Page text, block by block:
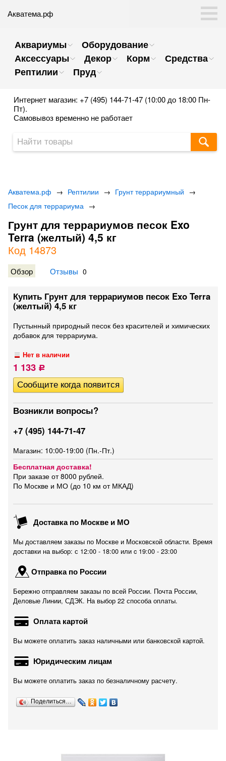
Акватема.рф
Аквариумы
Оборудование
Аксессуары
Декор Корм
Средства
Рептилии
Пруд
Интернет магазин: +7 (495) 144-71-47 (10:00 до 18:00 Пн-
Пт).
Самовывоз временно не работает
Акватема.рф → Рептилии → Грунт террариумный →
Песок для террариума →
Грунт для террариумов песок Exo
Terra (желтый) 4,5 кг
Код 14873
Обзор Отзывы 0
Купить Грунт для террариумов песок Exo Terra
(желтый) 4,5 кг
​Пустынный природный песок без красителей и химических
добавок для террариума.
Нет в наличии
1 133 Р
Возникли вопросы?
+7 (495) 144-71-47
Магазин: 10:00-19:00 (Пн.-Пт.)
Бесплатная доставка!
При заказе от 8000 рублей.
По Москве и МО (до 10 км от МКАД)
Доставка по Москве и МО
Мы доставляем заказы по Москве и Московской области. Время
доставки на выбор: с 12:00 - 18:00 или c 19:00 - 23:00
Отправка по России
Бережно отправляем заказы по всей России. Почта России,
Деловые Линии, СДЭК. На выбор 22 способа оплаты.
Оплата картой
Вы можете оплатить заказ наличными или банковской картой.
Юридическим лицам
Вы можете оплатить заказ по безналичному расчету.
Поделиться…